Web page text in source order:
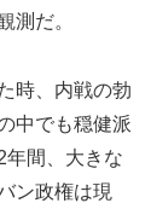
測だ。
時、内戦の勃
中でも穏健派
年間、大きな
ン政権は現